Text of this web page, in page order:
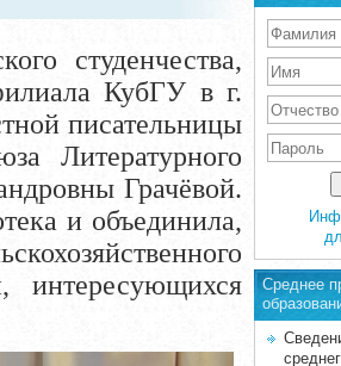
студенчества,
КубГУ в г.
писательницы
Литературного
Грачёвой.
и объединила,
интересующихся
Среднее